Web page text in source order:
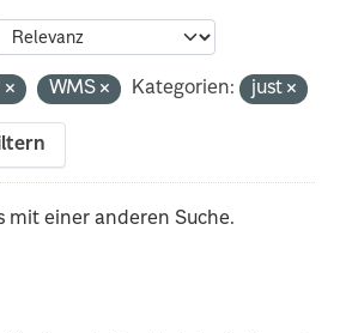
WMS Kategorien: just
mit einer anderen Suche.